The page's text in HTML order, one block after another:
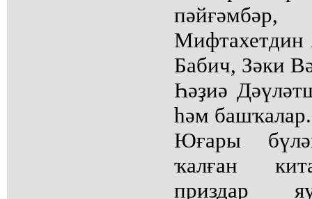
Мифтахетдин
Бабич, Зәки
Һәҙиә
һәм башҡалар.
Юғары
ҡалған
приздар